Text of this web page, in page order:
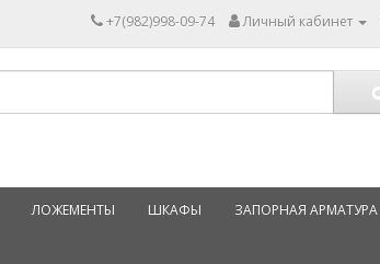
+7(982)998-09-74 Личный кабинет
ЛОЖЕМЕНТЫ ШКАФЫ ЗАПОРНАЯ АРМАТУРА